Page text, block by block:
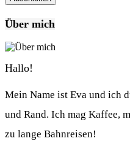
Über mich
Hallo!
Mein Name ist Eva und ich
und Rand. Ich mag Kaffee,
zu lange Bahnreisen!